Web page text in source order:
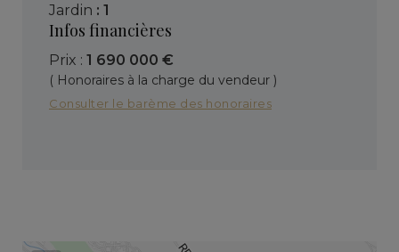
jardin : 1
Infos financières
Prix : 1 690 000 €
( Honoraires à la charge du vendeur )
Consulter le barème des honoraires